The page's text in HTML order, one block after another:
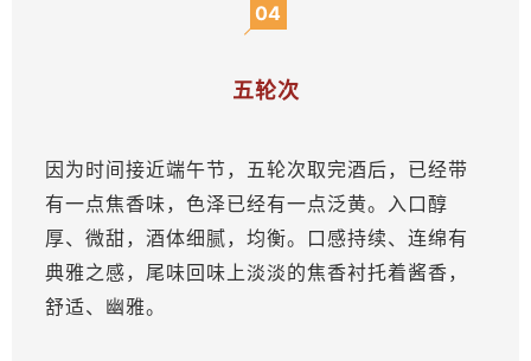
04
五轮次
因为时间接近端午节，五轮次取完酒后，已经带
有一点焦香味，色泽已经有一点泛黄。入口醇
厚、微甜，酒体细腻，均衡。口感持续、连绵有
典雅之感，尾味回味上淡淡的焦香衬托着酱香，
舒适、幽雅。